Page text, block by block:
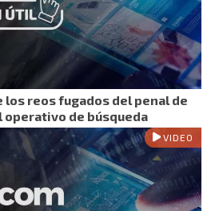
los reos fugados del penal de
operativo de búsqueda
VIDEO